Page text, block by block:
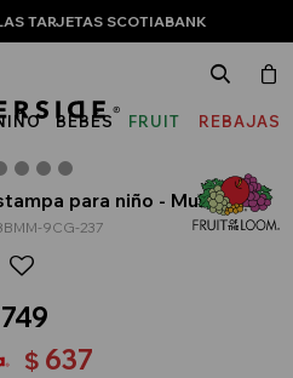
TARJETAS SCOTIABANK
BEBÉS
FRUIT
THE
REBAJAS
para niño - Multicolor
9CG-237
749
$ 637